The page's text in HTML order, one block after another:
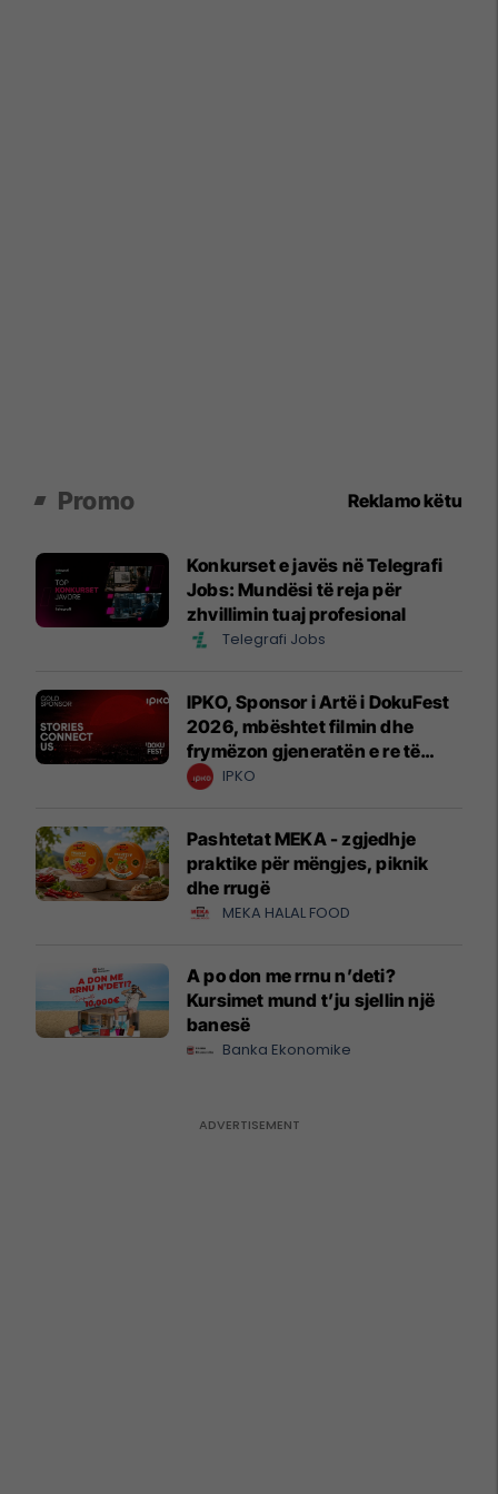
Promo Reklamo këtu
Konkurset e javës në Telegrafi
Jobs: Mundësi të reja për
zhvillimin tuaj profesional
Telegrafi Jobs
IPKO, Sponsor i Artë i DokuFest
2026, mbështet filmin dhe
frymëzon gjeneratën e re të
krijuesve
IPKO
Pashtetat MEKA - zgjedhje
praktike për mëngjes, piknik
dhe rrugë
MEKA HALAL FOOD
A po don me rrnu n’deti?
Kursimet mund t’ju sjellin një
banesë
Banka Ekonomike